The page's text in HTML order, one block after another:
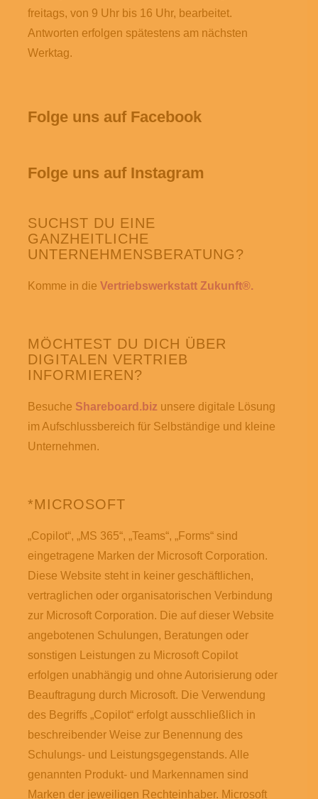
freitags, von 9 Uhr bis 16 Uhr, bearbeitet.
Antworten erfolgen spätestens am nächsten
Werktag.
Folge uns auf Facebook
Folge uns auf Instagram
SUCHST DU EINE
GANZHEITLICHE
UNTERNEHMENSBERATUNG?
Komme in dieVertriebswerkstatt Zukunft®.
MÖCHTEST DU DICH ÜBER
DIGITALEN VERTRIEB
INFORMIEREN?
Besuche Shareboard.biz unsere digitale Lösung
im Aufschlussbereich für Selbständige und kleine
Unternehmen.
*MICROSOFT
„Copilot“, „MS 365“, „Teams“, „Forms“ sind
eingetragene Marken der Microsoft Corporation.
Diese Website steht in keiner geschäftlichen,
vertraglichen oder organisatorischen Verbindung
zur Microsoft Corporation. Die auf dieser Website
angebotenen Schulungen, Beratungen oder
sonstigen Leistungen zu Microsoft Copilot
erfolgen unabhängig und ohne Autorisierung oder
Beauftragung durch Microsoft. Die Verwendung
des Begriffs „Copilot“ erfolgt ausschließlich in
beschreibender Weise zur Benennung des
Schulungs- und Leistungsgegenstands. Alle
genannten Produkt- und Markennamen sind
Marken der jeweiligen Rechteinhaber. Microsoft